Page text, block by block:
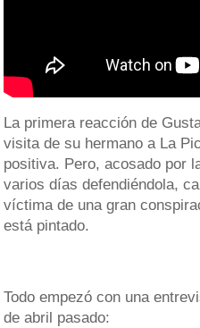
La primera reacción de
visita de su hermano a La
positiva. Pero, acosado por
varios días defendiéndola,
víctima de una gran
está pintado.
Todo empezó con una
de abril pasado: